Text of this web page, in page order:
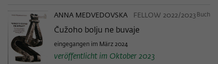
ANNA MEDVEDOVSKA FELLOW 2022/2023 Buch
Čužoho bolju ne buvaje
eingegangen im März 2024
veröffentlicht im Oktober 2023